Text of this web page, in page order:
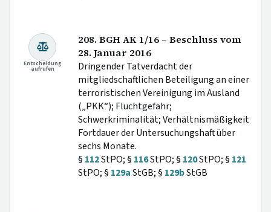
Entscheidung
aufrufen
208. BGH AK 1/16 – Beschluss vom
28. Januar 2016
Dringender Tatverdacht der
mitgliedschaftlichen Beteiligung an einer
terroristischen Vereinigung im Ausland
(„PKK“); Fluchtgefahr;
Schwerkriminalität; Verhältnismäßigkeit
Fortdauer der Untersuchungshaft über
sechs Monate.
§ 112StPO; § 116StPO; § 120StPO; § 121
StPO; § 129aStGB; § 129bStGB